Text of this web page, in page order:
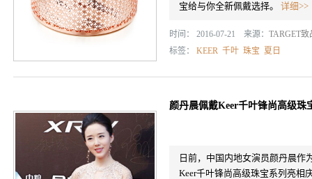
宝给与你全新佩戴选择。 详细>>
时间： 2016-07-21 来源： TARGET致
标签： KEER 千叶 珠宝 夏日
颜丹晨佩戴Keer千叶锋尚高级珠
日前，中国内地女演员颜丹晨作
Keer千叶锋尚高级珠宝系列亮相